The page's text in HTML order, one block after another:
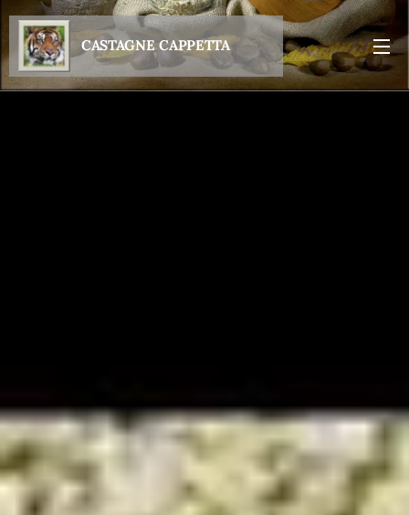
CASTAGNE CAPPETTA
S.R.L